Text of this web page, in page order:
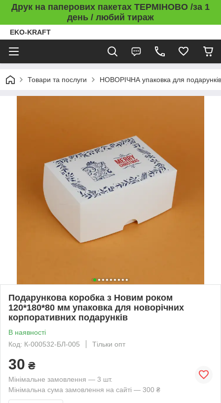
Друк на паперових пакетах ТЕРМІНОВО /за 1
день / любий тираж
EKO-KRAFT
Товари та послуги НОВОРІЧНА упаковка для подарунків
Подарункова коробка з Новим роком
120*180*80 мм упаковка для новорічних
корпоративних подарунків
В наявності
Код: К-000532-БЛ-005
Тільки опт
30 ₴
Мінімальне замовлення — 3 шт.
Мінімальна сума замовлення на сайті — 300 ₴